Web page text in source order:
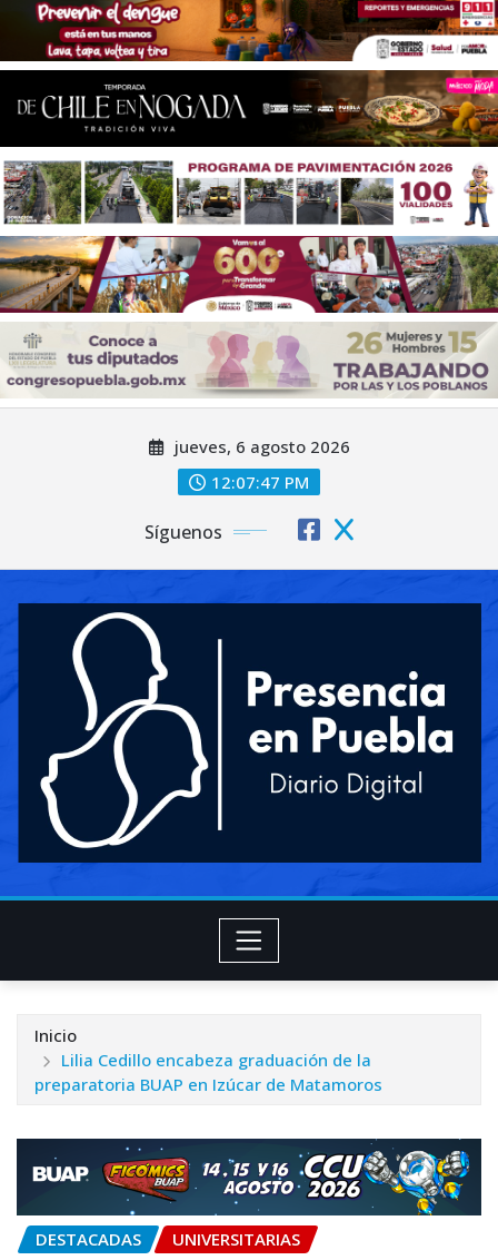
jueves, 6 agosto 2026
12:07:49 PM
Síguenos
Inicio
Lilia Cedillo encabeza graduación de la
preparatoria BUAP en Izúcar de Matamoros
DESTACADAS UNIVERSITARIAS